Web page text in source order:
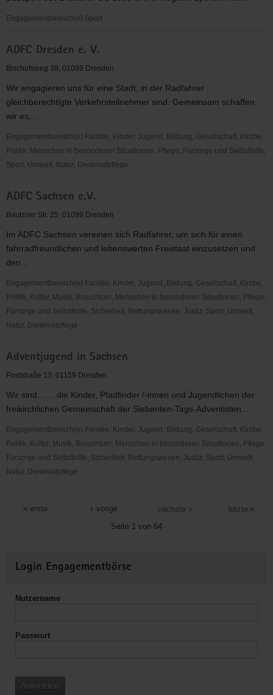
Dresden
e.V.
Engagementbereich(e) Sport
Rennrodel,
Skeleton
Bobsport
des
Dresdner
SC
1898
e.V.
ADFC Dresden e. V.
Bischofsweg 38, 01099 Dresden
Wir engagieren uns für eine Stadt, in der Radfahrer
gleichberechtigte Verkehrsteilnehmer sind. Gemeinsam schaffen
wir es,...
Engagementbereich(e) Familie, Kinder, Jugend, Bildung, Gesellschaft, Kirche,
Politik, Menschen in besonderen Situationen, Pflege, Fürsorge und Selbsthilfe,
Sport, Umwelt, Natur, Denkmalpflege
Dresden
e.
ADFC Sachsen e.V.
Bautzner Str. 25, 01099 Dresden
Im ADFC Sachsen vereinen sich Radfahrer, um sich für einen
fahrradfreundlichen und lebenswerten Freistaat einzusetzen und
den...
Engagementbereich(e) Familie, Kinder, Jugend, Bildung, Gesellschaft, Kirche,
Politik, Kultur, Musik, Brauchtum, Menschen in besonderen Situationen, Pflege,
Fürsorge und Selbsthilfe, Sicherheit, Rettungswesen, Justiz, Sport, Umwelt,
Natur, Denkmalpflege
Sachsen
e.V.
Adventjugend in Sachsen
Poststraße 13, 01159 Dresden
Wir sind... ... die Kinder, Pfadfinder /-innen und Jugendlichen der
freikirchlichen Gemeinschaft der Siebenten-Tags-Adventisten...
Engagementbereich(e) Familie, Kinder, Jugend, Bildung, Gesellschaft, Kirche,
Politik, Kultur, Musik, Brauchtum, Menschen in besonderen Situationen, Pflege,
Fürsorge und Selbsthilfe, Sicherheit, Rettungswesen, Justiz, Sport, Umwelt,
Natur, Denkmalpflege
erste
vorige
Seite 1 von 64
nächste letzte
Informationen
Login Engagementbörse
Nutzername
Passwort
Anmelden